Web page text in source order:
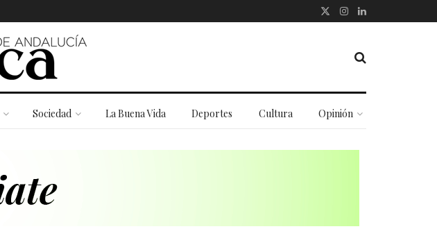
Sociedad La Buena Vida Deportes Cultura Opinión